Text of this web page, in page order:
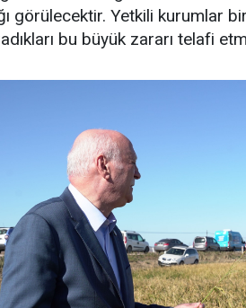
görülecektir. Yetkili kurumlar
bu büyük zararı telafi